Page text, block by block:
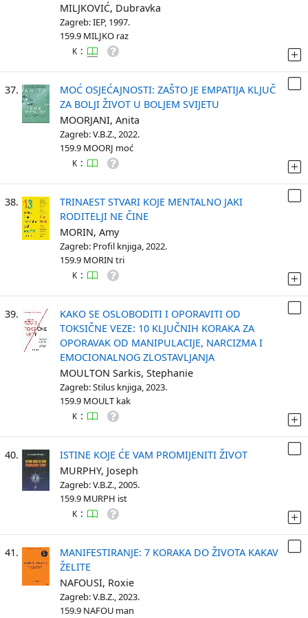
MILJKOVIĆ, Dubravka
Zagreb: IEP, 1997.
159.9 MILJKO raz
K :
37.
MOĆ OSJEĆAJNOSTI: ZAŠTO JE EMPATIJA KLJUČ
ZA BOLJI ŽIVOT U BOLJEM SVIJETU
MOORJANI, Anita
Zagreb: V.B.Z., 2022.
159.9 MOORJ moć
K :
38.
TRINAEST STVARI KOJE MENTALNO JAKI
RODITELJI NE ČINE
MORIN, Amy
Zagreb: Profil knjiga, 2022.
159.9 MORIN tri
K :
39.
KAKO SE OSLOBODITI I OPORAVITI OD
TOKSIČNE VEZE: 10 KLJUČNIH KORAKA ZA
OPORAVAK OD MANIPULACIJE, NARCIZMA I
EMOCIONALNOG ZLOSTAVLJANJA
MOULTON Sarkis, Stephanie
Zagreb: Stilus knjiga, 2023.
159.9 MOULT kak
K :
40.
ISTINE KOJE ĆE VAM PROMIJENITI ŽIVOT
MURPHY, Joseph
Zagreb: V.B.Z., 2005.
159.9 MURPH ist
K :
41.
MANIFESTIRANJE: 7 KORAKA DO ŽIVOTA KAKAV
ŽELITE
NAFOUSI, Roxie
Zagreb: V.B.Z., 2023.
159.9 NAFOU man